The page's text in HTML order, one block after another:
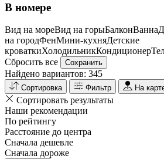
В номере
Вид на мореВид на горыБалконВанна
на городФенМини-кухняДетские
кроваткиХолодильникКондиционер
Сбросить все
Сохранить
Найдено вариантов: 345
Сортировка Фильтр На
Сортировать результаты
Наши рекомендации
По рейтингу
Расстояние до центра
Сначала дешевле
Сначала дороже